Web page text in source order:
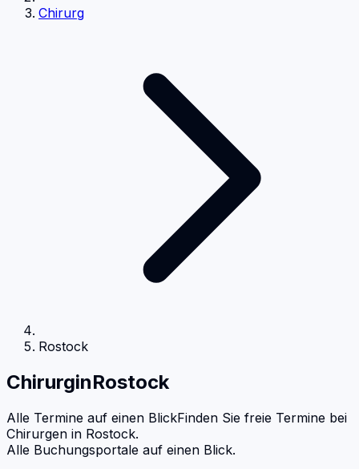
Chirurg
Rostock
ChirurginRostock
Alle Termine auf einen BlickFinden Sie freie Termine bei
Chirurgen in Rostock.
Alle Buchungsportale auf einen Blick.